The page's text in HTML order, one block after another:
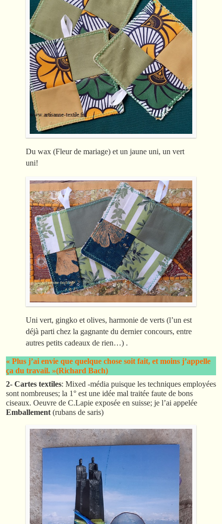
Du wax (Fleur de mariage) et un jaune uni, un vert
uni!
Uni vert, gingko et olives, harmonie de verts (l’un est
déjà parti chez la gagnante du dernier concours, entre
autres petits cadeaux de rien…) .
« Plus j’ai envie que quelque chose soit fait, et moins j’appelle
ça du travail. »(Richard Bach)
2- Cartes textiles: Mixed -média puisque les techniques employées
sont nombreuses; la 1° est une idée mal traitée faute de bons
ciseaux. Oeuvre de C.Lapie exposée en suisse; je l’ai appelée
Emballement (rubans de saris)